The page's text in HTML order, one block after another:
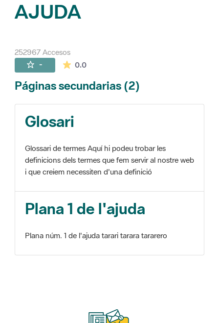
AJUDA
252967 Accesos
- 0.0La valoración media es de 0 estrellas de
Páginas secundarias (2)
Glosari
Glossari de termes Aquí hi podeu trobar les
definicions dels termes que fem servir al nostre web
i que creiem necessiten d'una definició
Plana 1 de l'ajuda
Plana núm. 1 de l'ajuda tarari tarara tararero